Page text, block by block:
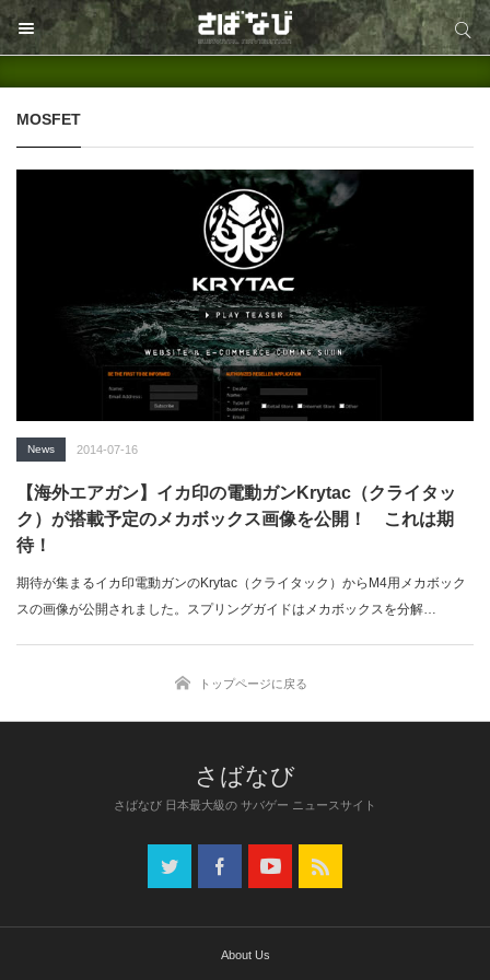
サイト内検索
MOSFET
News 2014-07-16
【海外エアガン】イカ印の電動ガンKrytac（クライタッ
ク）が搭載予定のメカボックス画像を公開！ これは期
待！
期待が集まるイカ印電動ガンのKrytac（クライタック）からM4用メカボック
スの画像が公開されました。スプリングガイドはメカボックスを分解…
トップページに戻る
さばなび 日本最大級の サバゲー ニュースサイト
About Us
サイト内検索